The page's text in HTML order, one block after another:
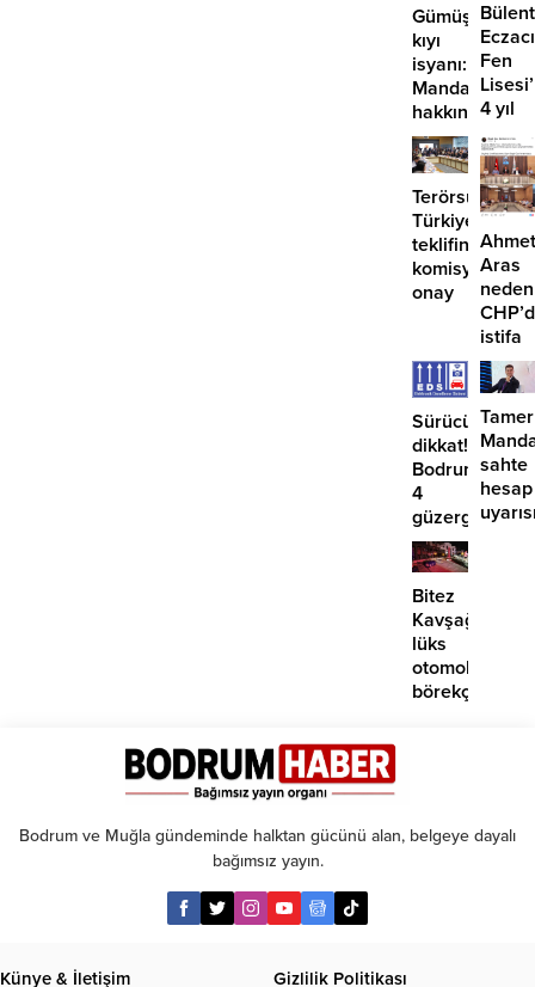
Gümüşlük’te
kıyı
isyanı:
Mandalinci
hakkında
suç
duyurusu
Bülent
Fen
4 yıl
geçti,
hâlâ
proje
Terörsüz
Türkiye
teklifine
komisyondan
onay
Ahmet
Aras
neden
istifa
Sürücüler
dikkat!
Bodrum’da
4
güzergahta
EDS
başlıyor
Tamer
sahte
hesap
Bitez
Kavşağı’nda
lüks
otomobil
börekçiye
Bodrum ve Muğla gündeminde halktan gücünü alan, belgeye dayalı
bağımsız yayın.
Künye & İletişim Gizlilik Politikası